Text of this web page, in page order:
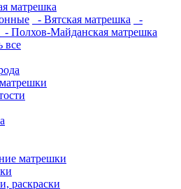
матрешка
- Вятская матрешка
-
- Полхов-Майданская матрешка
все
матрешки
раскраски